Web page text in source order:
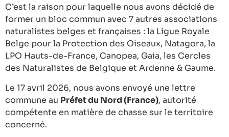
C’est la raison pour laquelle nous avons décidé de
former un bloc commun avec 7 autres associations
naturalistes belges et françaises : la Ligue Royale
Belge pour la Protection des Oiseaux, Natagora, la
LPO Hauts-de-France, Canopea, Gaia, les Cercles
des Naturalistes de Belgique et Ardenne & Gaume.
Le 17 avril 2026, nous avons envoyé une lettre
commune au Préfet du Nord (France), autorité
compétente en matière de chasse sur le territoire
concerné.